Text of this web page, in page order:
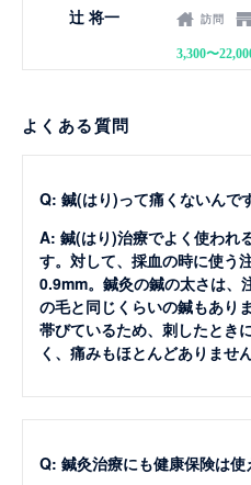
辻 将一
訪問
3,300〜
よくある質問
Q: 鍼(はり)って痛くないんで
A: 鍼(はり)治療でよく使われ
す。対して、採血の時に使う
0.9mm。鍼灸の鍼の太さは、
の毛と同じくらいの鍼もあり
帯びているため、刺したとき
く、痛みもほとんどありません
Q: 鍼灸治療にも健康保険は使